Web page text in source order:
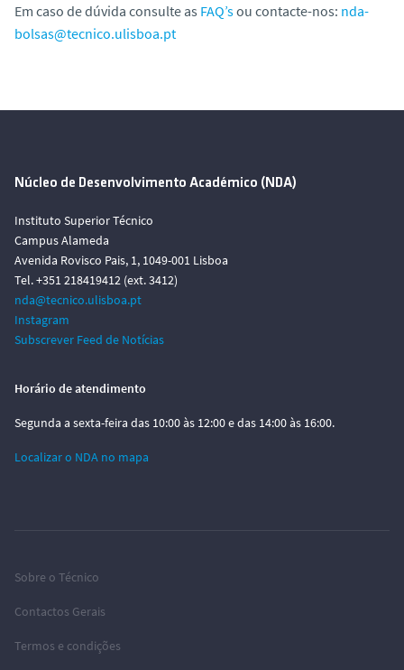
Em caso de dúvida consulte as FAQ’sou contacte-nos: nda-
bolsas@tecnico.ulisboa.pt
Núcleo de Desenvolvimento Académico (NDA)
Instituto Superior Técnico
Campus Alameda
Avenida Rovisco Pais, 1, 1049-001 Lisboa
Tel. +351 218419412 (ext. 3412)
nda@tecnico.ulisboa.pt
Instagram
Subscrever Feed de Notícias
Horário de atendimento
Segunda a sexta-feira das 10:00 às 12:00 e das 14:00 às 16:00.
Localizar o NDA no mapa
Sobre o Técnico
Contactos Gerais
Termos e condições